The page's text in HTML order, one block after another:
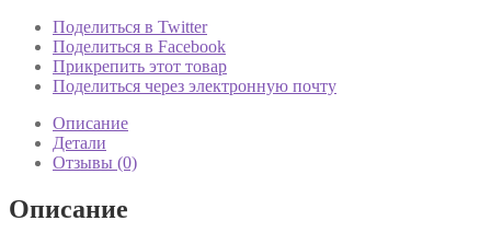
Поделиться в Twitter
Поделиться в Facebook
Прикрепить этот товар
Поделиться через электронную почту
Описание
Детали
Отзывы (0)
Описание